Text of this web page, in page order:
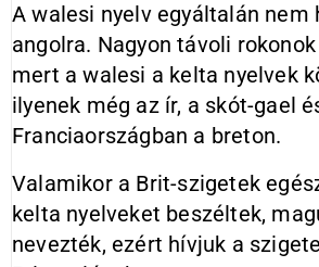
A walesi nyelv egyáltalán nem
angolra. Nagyon távoli
mert a walesi a kelta nyelvek
ilyenek még az ír, a skót-gael
Franciaországban a breton.
Valamikor a Brit-szigetek
kelta nyelveket beszéltek,
nevezték, ezért hívjuk a